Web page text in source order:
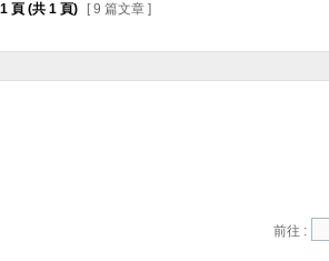
1 頁 (共 1 頁) [ 9 篇文章 ]
前往 :